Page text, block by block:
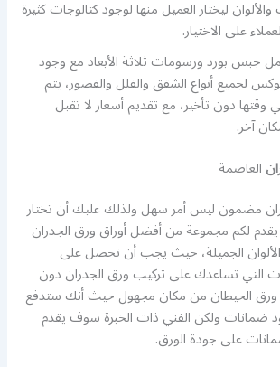
ليختار العميل منها لوجود كتالوجات كثيرة
على الاختيار.
جبس بورد ورسومات ثلاثة الأبعاد مع وجود
لجميع أنواع الشقق والفلل والقصور، يتم
وقتها دون تأخير، مع تقديم أسعار لا تقبل
آخر.
العاصمة
مضمون ليس أمر سهل ولذلك عليك أن تختار
لكم مجموعة من أفضل أوراق ورق الجدران
والألوان الجميلة، حيث يجب أن تحصل على
التي تساعدك على تركيب ورق الجدران دون
ورق الحيطان من مكان مجهول حيث أنك ستدفع
ولكن الفني ذات الخبرة سوف يقدم
على جودة الورق.